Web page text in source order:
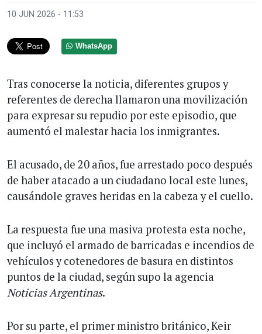
10 JUN 2026 - 11:53
WhatsApp
Tras conocerse la noticia, diferentes grupos y
referentes de derecha llamaron una movilización
para expresar su repudio por este episodio, que
aumentó el malestar hacia los inmigrantes.
El acusado, de 20 años, fue arrestado poco después
de haber atacado a un ciudadano local este lunes,
causándole graves heridas en la cabeza y el cuello.
La respuesta fue una masiva protesta esta noche,
que incluyó el armado de barricadas e incendios de
vehículos y cotenedores de basura en distintos
puntos de la ciudad, según supo la agencia
Noticias Argentinas.
Por su parte, el primer ministro británico, Keir